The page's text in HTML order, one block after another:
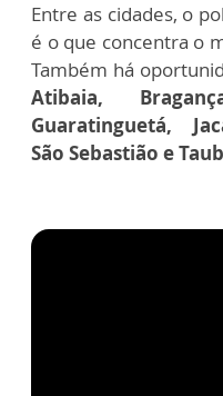
Entre as cidades, o
é o que concentra o
Também há
Atibaia,
Guaratinguetá,
São Sebastião e